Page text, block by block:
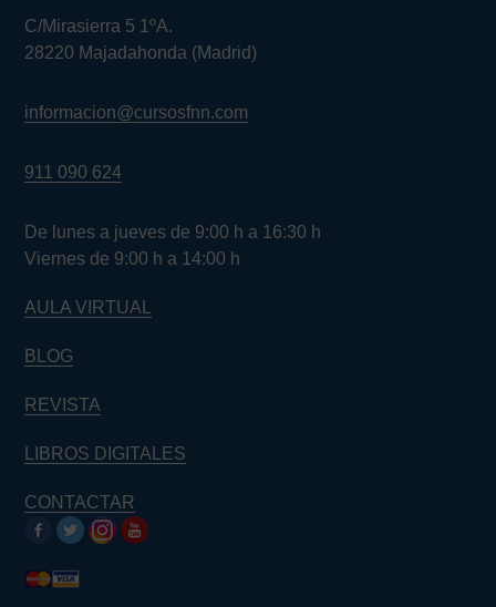
C/Mirasierra 5 1ºA.
28220 Majadahonda (Madrid)
informacion@cursosfnn.com
911 090 624
De lunes a jueves de 9:00 h a 16:30 h
Viernes de 9:00 h a 14:00 h
AULA VIRTUAL
BLOG
REVISTA
LIBROS DIGITALES
CONTACTAR